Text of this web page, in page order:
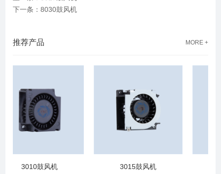
下一条：8030鼓风机
推荐产品 MORE +
3010鼓风机 3015鼓风机